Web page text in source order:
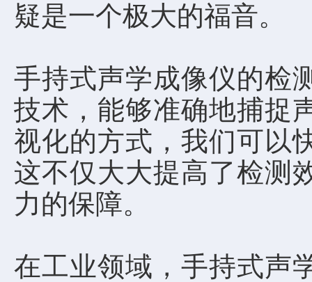
疑是一个极大的福音。
手持式声学成像仪的检
技术，能够准确地捕捉
视化的方式，我们可以
这不仅大大提高了检测
力的保障。
在工业领域，手持式声